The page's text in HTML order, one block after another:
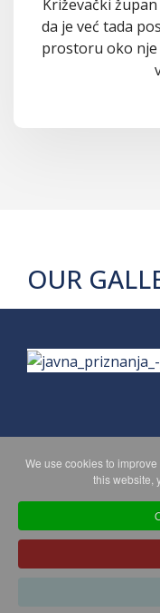
Križevački
da je već tada
prostoru oko nje
OUR
Copyright © 2026
We use cookies to
this website,